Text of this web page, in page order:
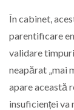
În cabinet,
parentificare
validare
neapărat „mai
apare această
insuficienței va